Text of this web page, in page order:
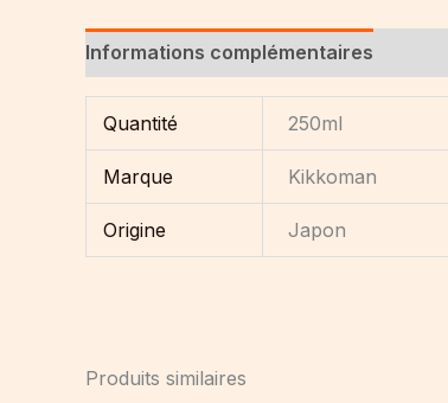
Informations complémentaires
Quantité 250ml
Marque Kikkoman
Origine Japon
Produits similaires